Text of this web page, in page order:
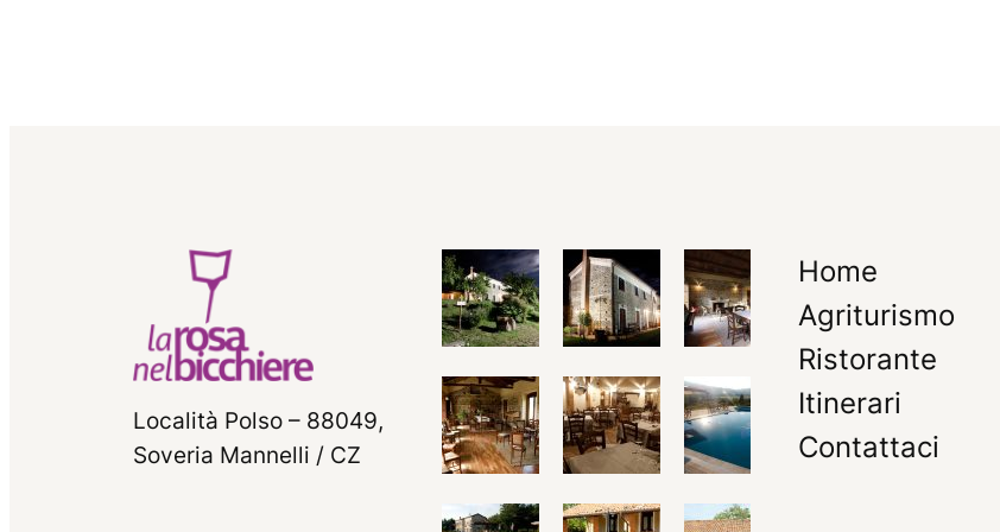
Località Polso – 88049,
Soveria Mannelli / CZ
Home
Agriturismo
Ristorante
Itinerari
Contattaci